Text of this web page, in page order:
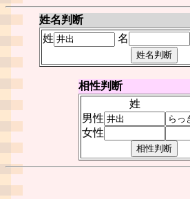
姓名判断
姓
名
相性判断
姓
男性
女性